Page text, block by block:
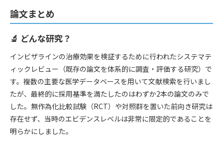
論文まとめ
🔬 どんな研究？
インビザラインの治療効果を検証するために行われたシステマテ
ィックレビュー（既存の論文を体系的に調査・評価する研究）で
す。複数の主要な医学データベースを用いて文献検索を行いまし
たが、最終的に採用基準を満たしたのはわずか2本の論文のみで
した。無作為化比較試験（RCT）や対照群を置いた前向き研究は
存在せず、当時のエビデンスレベルは非常に限定的であることを
明らかにしました。